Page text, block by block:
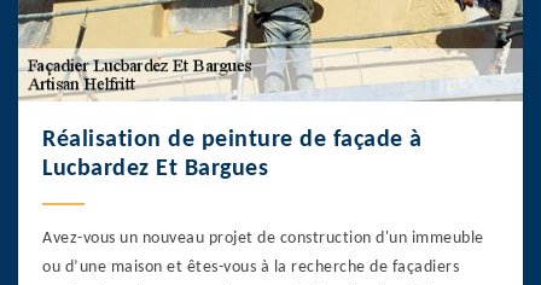
Réalisation de peinture de façade à
Lucbardez Et Bargues
Avez-vous un nouveau projet de construction d'un immeuble
ou d’une maison et êtes-vous à la recherche de façadiers